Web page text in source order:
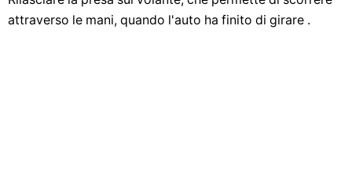
attraverso le mani, quando l'auto ha finito di girare .